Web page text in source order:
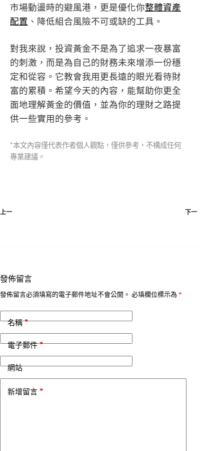
市場動盪時的避風港，更是優化你整體資產
配置 、降低組合風險不可或缺的工具。
對我來說，投資黃金不是為了追求一夜暴富
的刺激，而是為自己的財務未來增添一份穩
定和從容。它教會我用更長遠的眼光看待財
富的累積。希望今天的內容，能幫助你更全
面地理解黃金的價值，並為你的理財之路提
供一些實用的參考。
*本文內容僅代表作者個人觀點，僅供參考，不構成任何
專業建議。
上一 下一
發佈留言
發佈留言必須填寫的電子郵件地址不會公開。 必填欄位標示為 *
名稱*
電子郵件*
網站
新增留言 *